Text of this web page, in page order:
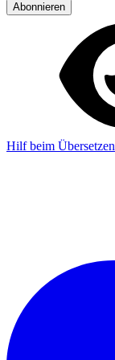
Abonnieren
Hilf beim Übersetzen